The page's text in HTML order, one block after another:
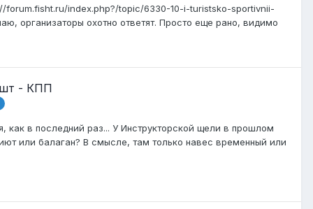
forum.fisht.ru/index.php?/topic/6330-10-i-turistsko-sportivnii-
организаторы охотно ответят. Просто еще рано, видимо
- КПП
в последний раз... У Инструкторской щели в прошлом
или балаган? В смысле, там только навес временный или